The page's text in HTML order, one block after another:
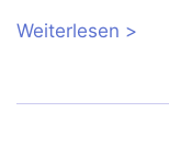
Weiterlesen über